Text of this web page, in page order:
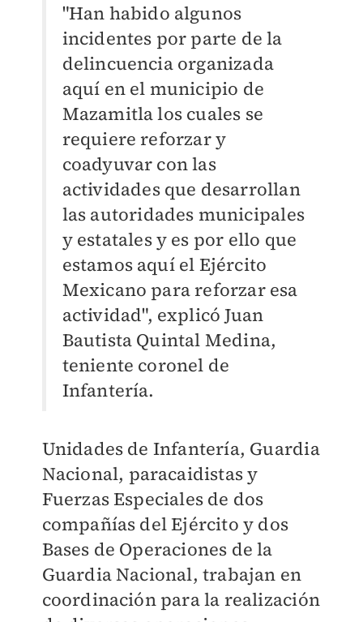
"Han habido algunos
incidentes por parte de la
delincuencia organizada
aquí en el municipio de
Mazamitla los cuales se
requiere reforzar y
coadyuvar con las
actividades que desarrollan
las autoridades municipales
y estatales y es por ello que
estamos aquí el Ejército
Mexicano para reforzar esa
actividad", explicó Juan
Bautista Quintal Medina,
teniente coronel de
Infantería.
Unidades de Infantería, Guardia
Nacional, paracaidistas y
Fuerzas Especiales de dos
compañías del Ejército y dos
Bases de Operaciones de la
Guardia Nacional, trabajan en
coordinación para la realización